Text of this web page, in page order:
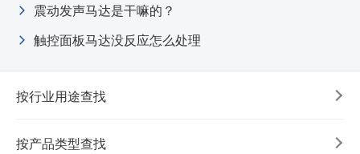
震动发声马达是干嘛的？
触控面板马达没反应怎么处理
按行业用途查找
按产品类型查找